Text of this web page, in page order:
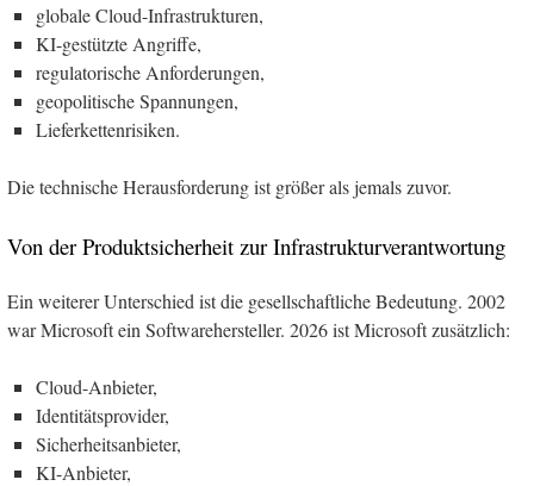
globale Cloud-Infrastrukturen,
KI-gestützte Angriffe,
regulatorische Anforderungen,
geopolitische Spannungen,
Lieferkettenrisiken.
Die technische Herausforderung ist größer als jemals zuvor.
Von der Produktsicherheit zur Infrastrukturverantwortung
Ein weiterer Unterschied ist die gesellschaftliche Bedeutung. 2002
war Microsoft ein Softwarehersteller. 2026 ist Microsoft zusätzlich:
Cloud-Anbieter,
Identitätsprovider,
Sicherheitsanbieter,
KI-Anbieter,